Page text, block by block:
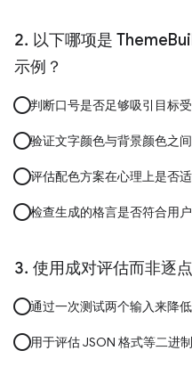
以下哪项是
示例？
判断口号是否足够吸引目标受
验证文字颜色与背景颜色之
评估配色方案在心理上是否适
检查生成的格言是否符合用户
使用成对评估而非逐
通过一次测试两个输入来降低
用于评估 JSON 格式等二进制